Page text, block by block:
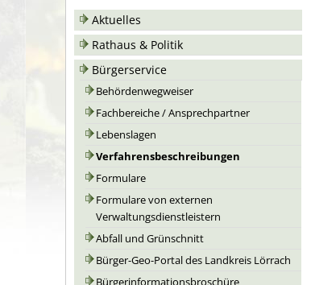
Aktuelles
Rathaus & Politik
Bürgerservice
Behördenwegweiser
Fachbereiche / Ansprechpartner
Lebenslagen
Verfahrensbeschreibungen
Formulare
Formulare von externen
Verwaltungsdienstleistern
Abfall und Grünschnitt
Bürger-Geo-Portal des Landkreis Lörrach
Bürgerinformationsbroschüre